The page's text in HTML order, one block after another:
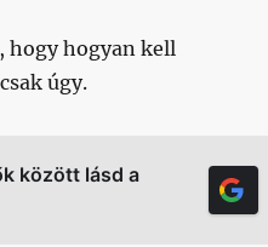
hogy hogyan kell
úgy.
között lásd a